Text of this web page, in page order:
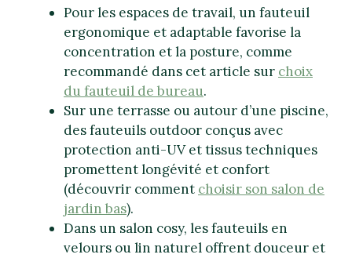
Pour les espaces de travail, un fauteuil
ergonomique et adaptable favorise la
concentration et la posture, comme
recommandé dans cet article sur choix
du fauteuil de bureau.
Sur une terrasse ou autour d’une piscine,
des fauteuils outdoor conçus avec
protection anti-UV et tissus techniques
promettent longévité et confort
(découvrir comment choisir son salon de
jardin bas).
Dans un salon cosy, les fauteuils en
velours ou lin naturel offrent douceur et